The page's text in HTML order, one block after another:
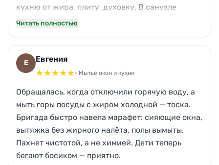
кухню от жира, плиту, духовку. В санузле
плитку оттёрли, зеркала без разводов. Кот
Читать полностью
Е Евгения
★★★★★• Мытьё окон и кухни
Обращалась, когда отключили горячую воду, а
мыть горы посуды с жиром холодной — тоска.
Бригада быстро навела марафет: сияющие окна,
вытяжка без жирного налёта, полы вымыты.
Пахнет чистотой, а не химией. Дети теперь
бегают босиком — приятно.